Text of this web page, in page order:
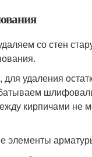
со стен
удаления
кирпичами не
элементы